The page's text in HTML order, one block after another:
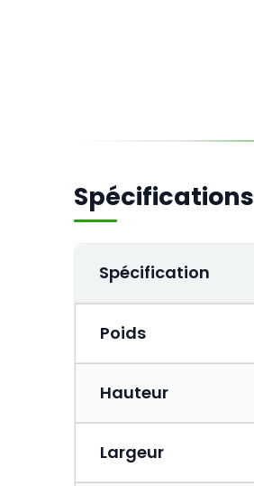
Spécifications
Spécification
Poids
Hauteur
Largeur